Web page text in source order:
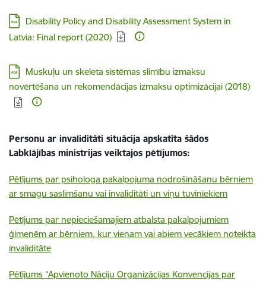
Lejupielādēt:
Disability Policy and Disability Assessment System in
Latvia: Final report (2020)
Lejupielādēt:
Muskuļu un skeleta sistēmas slimību izmaksu
novērtēšana un rekomendācijas izmaksu optimizācijai (2018)
Personu ar invaliditāti situācija apskatīta šādos
Labklājības ministrijas veiktajos pētījumos:
Pētījums par psihologa pakalpojuma nodrošināšanu bērniem
ar smagu saslimšanu vai invaliditāti un viņu tuviniekiem
Pētījums par nepieciešamajiem atbalsta pakalpojumiem
ģimenēm ar bērniem, kur vienam vai abiem vecākiem noteikta
invaliditāte
Pētījums “Apvienoto Nāciju Organizācijas Konvencijas par